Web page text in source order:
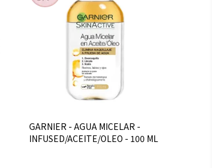
GARNIER - AGUA MICELAR -
INFUSED/ACEITE/OLEO - 100 ML